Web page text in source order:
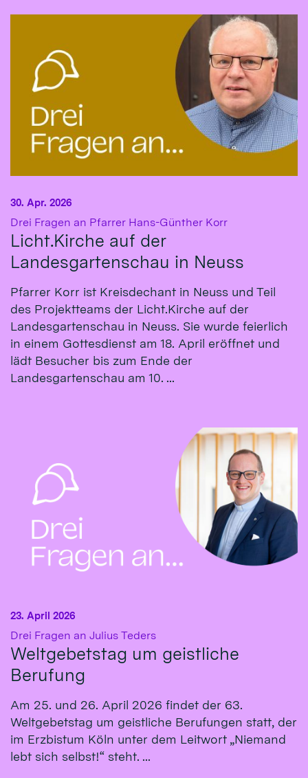
Drei Fragen an Pfarrer Hans-Günther Korr:
Licht.Kirche auf der
Landesgartenschau in Neuss
30. Apr. 2026
Pfarrer Korr ist Kreisdechant in Neuss und Teil
des Projektteams der Licht.Kirche auf der
Landesgartenschau in Neuss. Sie wurde feierlich
in einem Gottesdienst am 18. April eröffnet und
lädt Besucher bis zum Ende der
Landesgartenschau am 10. ...
Drei Fragen an Julius Teders:
Weltgebetstag um geistliche
Berufung
23. April 2026
Am 25. und 26. April 2026 findet der 63.
Weltgebetstag um geistliche Berufungen statt, der
im Erzbistum Köln unter dem Leitwort „Niemand
lebt sich selbst!“ steht. ...